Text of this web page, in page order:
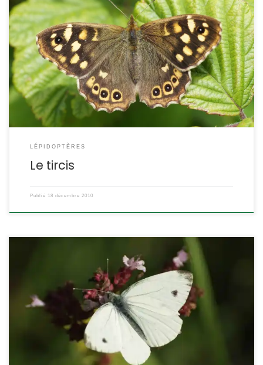
C’est un petit papillon bien courant dans les campagnes et les
bois. On peut le trouver du printemps jusqu’en automne. Pararge
aegeria Linnaeus,1758 POSITION SYSTÉMATIQUE : Insecte
Lépidoptère Famille des Nymphalidae (Satyrinae) ETYMOLOGIE :
Pararge = près d’Arge et aegeria = nom d’une nymphe des
sources. Son nom vernaculaire, le tircis, est aussi inspiré […]
LÉPIDOPTÈRES
Le tircis
Publié 18 décembre 2010
Blanches avec des marques noires, les principales piérides se
ressemblent beaucoup, et au sein d’une même espèce, il existe
des différences entre les papillons de la première génération er
des suivantes. Celle-ci porte mal son nom, elle ne s’attaque pas
au navet, pas plus d’ailleurs aux autres brassicacées cultivées.
Pieris napi Linnaeus,1758 […]